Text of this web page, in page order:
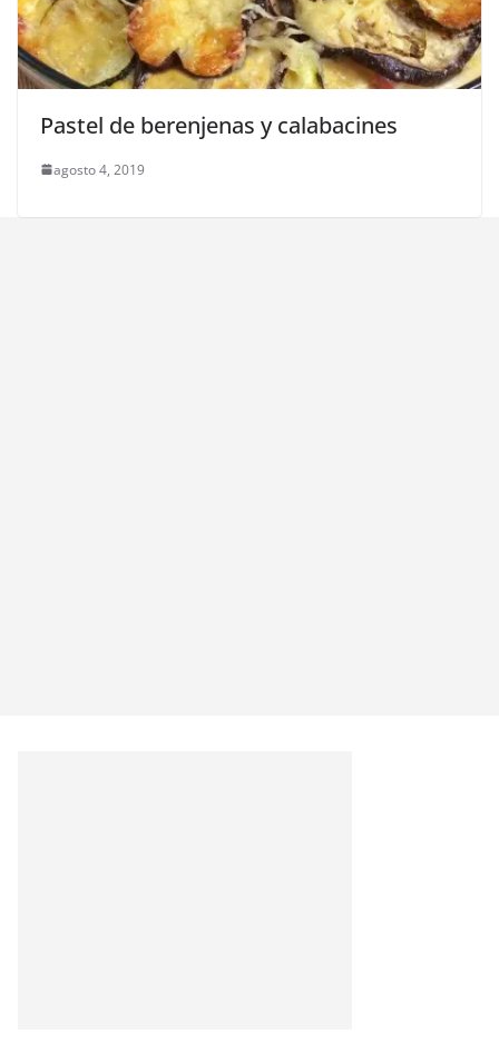
Pastel de berenjenas y calabacines
agosto 4, 2019